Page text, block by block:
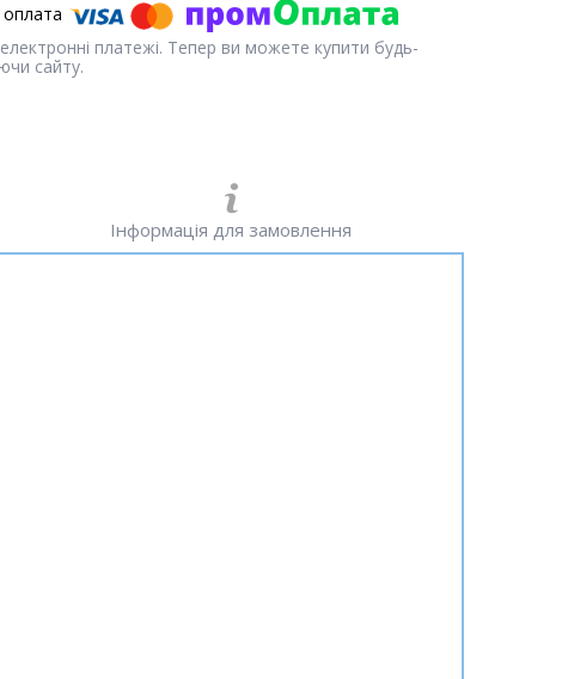
електронні платежі. Тепер ви можете купити будь-
сайту.
Інформація для замовлення